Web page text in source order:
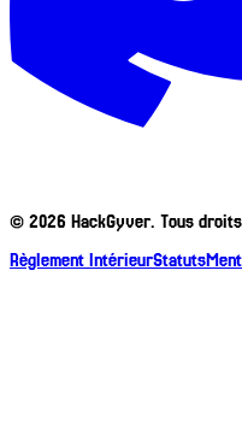
© 2026 HackGyver. Tous
Règlement IntérieurStatuts